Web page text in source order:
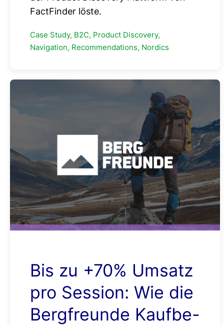
FactFinder löste.
Case Study, B2C, Product Discovery,
Navigation, Recommendations, Nordics
Bis zu +70% Umsatz
pro Session: Wie die
Bergfreunde Kaufbe-